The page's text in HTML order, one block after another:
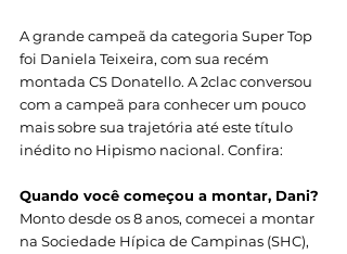
A grande campeã da categoria Super Top
foi Daniela Teixeira, com sua recém
montada CS Donatello. A 2clac conversou
com a campeã para conhecer um pouco
mais sobre sua trajetória até este título
inédito no Hipismo nacional. Confira:
Quando você começou a montar, Dani?
Monto desde os 8 anos, comecei a montar
na Sociedade Hípica de Campinas (SHC),